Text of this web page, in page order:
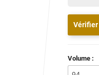
Vérifier
Volume :